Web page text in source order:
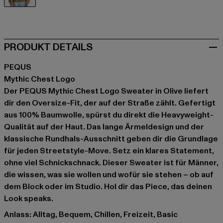
PRODUKT DETAILS
PEQUS
Mythic Chest Logo
Der PEQUS Mythic Chest Logo Sweater in Olive liefert
dir den Oversize-Fit, der auf der Straße zählt. Gefertigt
aus 100% Baumwolle, spürst du direkt die Heavyweight-
Qualität auf der Haut. Das lange Ärmeldesign und der
klassische Rundhals-Ausschnitt geben dir die Grundlage
für jeden Streetstyle-Move. Setz ein klares Statement,
ohne viel Schnickschnack. Dieser Sweater ist für Männer,
die wissen, was sie wollen und wofür sie stehen – ob auf
dem Block oder im Studio. Hol dir das Piece, das deinen
Look speaks.
Anlass: Alltag, Bequem, Chillen, Freizeit, Basic